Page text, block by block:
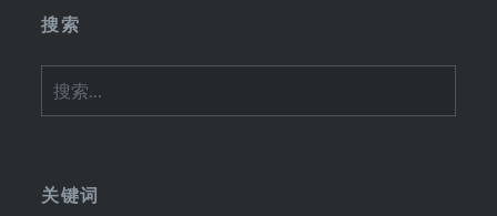
搜索
索：
关键词